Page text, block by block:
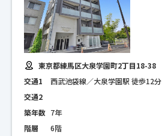
東京都練馬区大泉学園町2丁目18-38
交通1
西武池袋線／大泉学園駅 徒歩12分
交通2
築年数 7年
階層
6階